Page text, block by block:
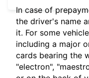
In case of
the driver's name
it. For some
including a major
cards bearing the
"electron",